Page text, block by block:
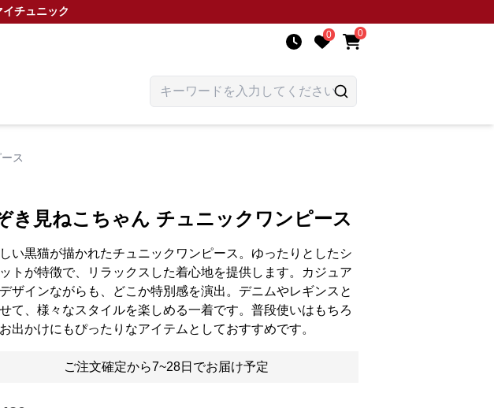
イチュニック
0 0
ス
き見ねこちゃん チュニックワンピース
い黒猫が描かれたチュニックワンピース。ゆったりとしたシ
トが特徴で、リラックスした着心地を提供します。カジュア
ザインながらも、どこか特別感を演出。デニムやレギンスと
て、様々なスタイルを楽しめる一着です。普段使いはもちろ
出かけにもぴったりなアイテムとしておすすめです。
ご注文確定から7~28日でお届け予定